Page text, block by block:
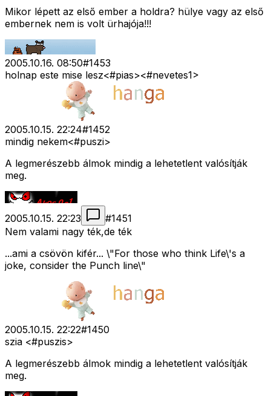
Mikor lépett az első ember a holdra? hülye vagy az első
embernek nem is volt ürhajója!!!
2005.10.16. 08:50#1453
holnap este mise lesz<#pias><#nevetes1>
2005.10.15. 22:24#1452
mindig nekem<#puszi>
A legmerészebb álmok mindig a lehetetlent valósítják
meg.
2005.10.15. 22:23 #1451
Nem valami nagy ték,de ték
...ami a csövön kifér... \"For those who think Life\'s a
joke, consider the Punch line\"
2005.10.15. 22:22#1450
szia <#puszis>
A legmerészebb álmok mindig a lehetetlent valósítják
meg.